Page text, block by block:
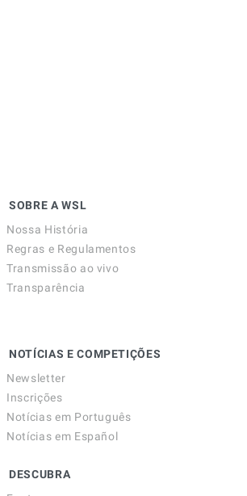
SOBRE A WSL
Nossa História
Regras e Regulamentos
Transmissão ao vivo
Transparência
NOTÍCIAS E COMPETIÇÕES
Newsletter
Inscrições
Notícias em Português
Notícias em Español
DESCUBRA